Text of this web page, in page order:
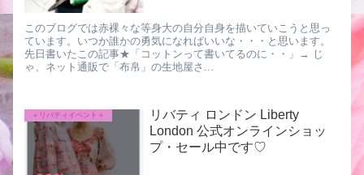
このブログでは赤裸々な等身大の自分自身を描いていこうと思っ
ています。いつか誰かの勇気になればいいな・・・と思います。
先日書いたこの記事★「コットンって書いてるのに・・」→ じ
ゃ、ネット通販で「布帛」の生地屋さ...
＋リバティイベント＋
リバティ ロンドン Liberty
London 公式オンラインショッ
プ・セール中です♡